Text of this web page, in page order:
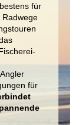
für
Radwege
für